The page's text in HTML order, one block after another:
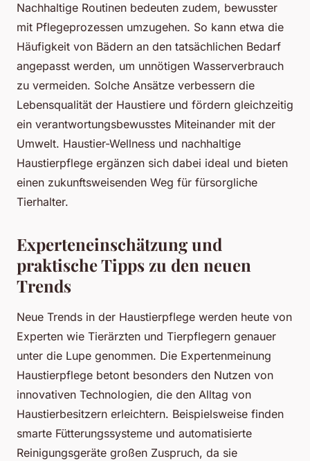
Nachhaltige Routinen bedeuten zudem, bewusster
mit Pflegeprozessen umzugehen. So kann etwa die
Häufigkeit von Bädern an den tatsächlichen Bedarf
angepasst werden, um unnötigen Wasserverbrauch
zu vermeiden. Solche Ansätze verbessern die
Lebensqualität der Haustiere und fördern gleichzeitig
ein verantwortungsbewusstes Miteinander mit der
Umwelt. Haustier-Wellness und nachhaltige
Haustierpflege ergänzen sich dabei ideal und bieten
einen zukunftsweisenden Weg für fürsorgliche
Tierhalter.
Experteneinschätzung und
praktische Tipps zu den neuen
Trends
Neue Trends in der Haustierpflege werden heute von
Experten wie Tierärzten und Tierpflegern genauer
unter die Lupe genommen. Die Expertenmeinung
Haustierpflege betont besonders den Nutzen von
innovativen Technologien, die den Alltag von
Haustierbesitzern erleichtern. Beispielsweise finden
smarte Fütterungssysteme und automatisierte
Reinigungsgeräte großen Zuspruch, da sie